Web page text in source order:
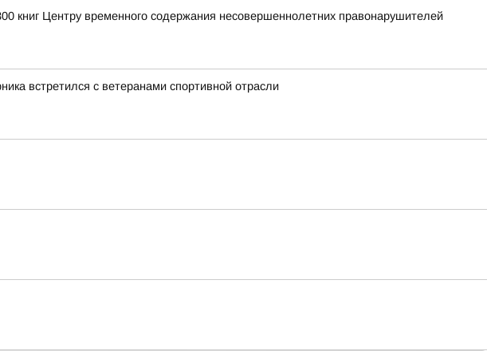
Центру временного содержания несовершеннолетних правонарушителей
встретился с ветеранами спортивной отрасли